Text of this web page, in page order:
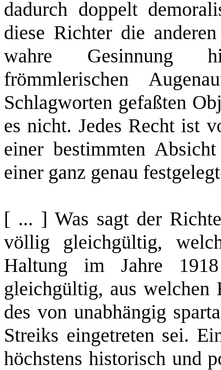
dadurch doppelt
diese Richter die
wahre Gesinnung
frömmlerischen
Schlagworten gefaßten
es nicht. Jedes Recht ist
einer bestimmten
einer ganz genau
[ ... ] Was sagt der
völlig gleichgültig,
Haltung im Jahre
gleichgültig, aus welchen
des von unabhängig
Streiks eingetreten sei.
höchstens historisch und